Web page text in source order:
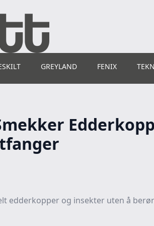
GREYLAND FENIX
edderkopper og insekter uten å